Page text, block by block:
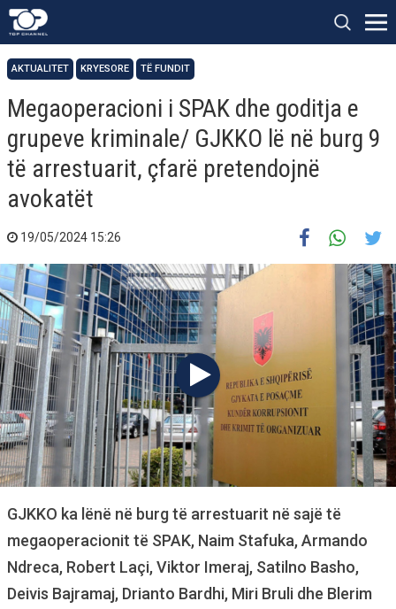
AKTUALITET KRYESORE TË FUNDIT
Megaoperacioni i SPAK dhe goditja e
grupeve kriminale/ GJKKO lë në burg 9
të arrestuarit, çfarë pretendojnë
avokatët
19/05/2024 15:26
GJKKO ka lënë në burg të arrestuarit në sajë të
megaoperacionit të SPAK, Naim Stafuka, Armando
Ndreca, Robert Laçi, Viktor Imeraj, Satilno Basho,
Deivis Bajramaj, Drianto Bardhi, Miri Bruli dhe Blerim